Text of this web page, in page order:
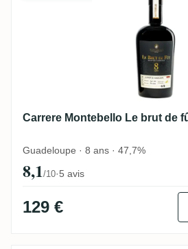
Carrere Montebello Le brut de
Guadeloupe · 8 ans · 47,7%
8,1/10·5 avis
129 €